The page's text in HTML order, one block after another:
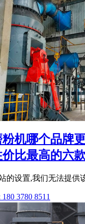
机哪个品牌
价比最高的六
的设置,我们无法提供
3780 8511